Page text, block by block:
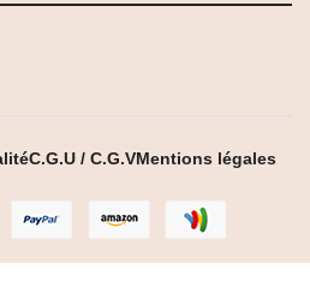
C.G.U / C.G.VMentions légales